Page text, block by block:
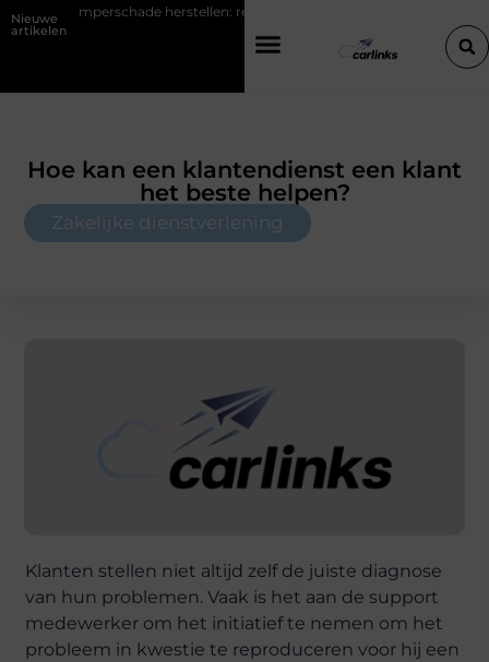
Nieuwe
artikelen
herstellen: repareren of de bumper vervangen?
Hoe kan een klantendienst een klant
het beste helpen?
Zakelijke dienstverlening
Klanten stellen niet altijd zelf de juiste diagnose
van hun problemen. Vaak is het aan de support
medewerker om het initiatief te nemen om het
probleem in kwestie te reproduceren voor hij een